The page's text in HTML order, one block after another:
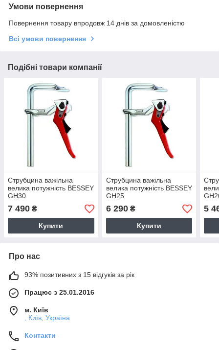
Умови повернення
Повернення товару впродовж 14 днів за домовленістю
Всі умови повернення
Подібні товари компанії
Струбцина важільна
велика потужність BESSEY
GH30
7 490 ₴
Купити
Струбцина важільна
велика потужність BESSEY
GH25
6 290₴
Купити
5
Про нас
93% позитивних з 15 відгуків за рік
Працює з 25.01.2016
м. Київ
, Київ, Україна
Контакти